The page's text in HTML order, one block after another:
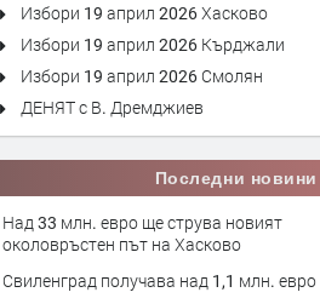
Избори 19 април 2026 Хасково
Избори 19 април 2026 Кърджали
Избори 19 април 2026 Смолян
ДЕНЯТ с В. Дремджиев
Последни новини
Над 33 млн. евро ще струва новият
околовръстен път на Хасково
Свиленград получава над 1,1 млн. евро